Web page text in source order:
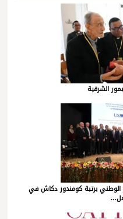
الشرقية
الوطني برتبة كومندور دكاش في